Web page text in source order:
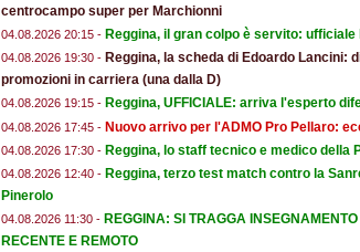
centrocampo super per Marchionni
04.08.2026 20:15 - Reggina, il gran colpo è servito:
04.08.2026 19:30 - Reggina, la scheda di Edoardo Lancini:
promozioni in carriera (una dalla D)
04.08.2026 19:15 - Reggina, UFFICIALE: arriva l'esperto
04.08.2026 17:45 - Nuovo arrivo per l'ADMO Pro Pellaro:
04.08.2026 17:30 - Reggina, lo staff tecnico e medico della
04.08.2026 12:40 - Reggina, terzo test match contro la
Pinerolo
04.08.2026 11:30 - REGGINA: SI TRAGGA
RECENTE E REMOTO